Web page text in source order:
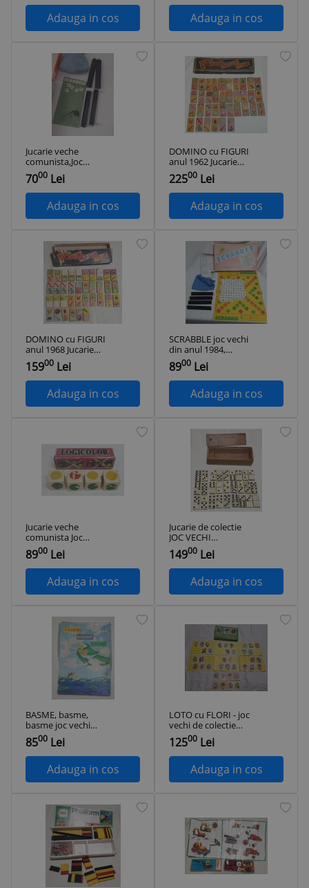
imaginilor, jucarii
din perioada
comunista
Adauga in cos
CERCURILOR 1978
Adauga in cos
Jucarie veche
comunista,Joc
Romanesc de
colectie SCRABBLE
anul 1984,de
COLECTIE
7000 Lei
Adauga in cos
DOMINO cu FIGURI
anul 1962 Jucarie
veche de colectie,
joc rar ROMANESC
complet
22500 Lei
Adauga in cos
DOMINO cu FIGURI
anul 1968 Jucarie
veche de colectie,
joc rar ROMANESC
complet
15900 Lei
Adauga in cos
SCRABBLE joc vechi
din anul 1984,
jucarie din perioada
comunista Epoca de
Aur - Joc distractiv si
creativ, romanesc,
de colectie
8900 Lei
Adauga in cos
Jucarie veche
comunista Joc
Romanesc complet
- LOGICOLOR -
Viitorul Oradea
8900 Lei
Adauga in cos
Jucarie de colectie
JOC VECHI
ROMANESC anii
1950 - DOMINO
cutie din lemn - Rar
14900 Lei
Adauga in cos
BASME, basme,
basme joc vechi
romanesc din anul
1967 - Jucarie de
colectie - Rar
8500 Lei
Adauga in cos
LOTO cu FLORI - joc
vechi de colectie
anul 1978 jucarie
rara produs
romanesc
12500 Lei
Adauga in cos